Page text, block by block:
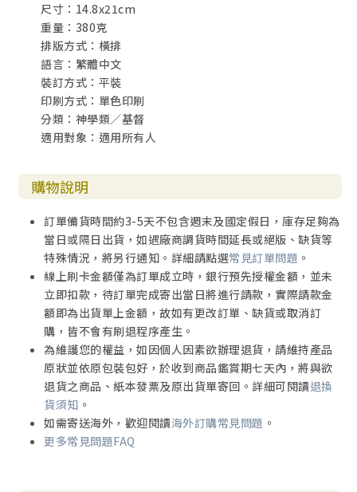
尺寸：14.8x21cm
重量：380克
排版方式：橫排
語言：繁體中文
裝訂方式：平裝
印刷方式：單色印刷
分類：神學類／基督
適用對象：適用所有人
購物說明
訂單備貨時間約3-5天不包含週末及國定假日，庫存足夠為
當日或隔日出貨，如遇廠商調貨時間延長或絕版、缺貨等
特殊情況，將另行通知。詳細請點選常見訂單問題 。
線上刷卡金額僅為訂單成立時，銀行預先授權金額，並未
立即扣款，待訂單完成寄出當日將進行請款，實際請款金
額即為出貨單上金額，故如有更改訂單、缺貨或取消訂
購，皆不會有刷退程序產生。
為維護您的權益，如因個人因素欲辦理退貨，請維持產品
原狀並依原包裝包好，於收到商品鑑賞期七天內，將與欲
退貨之商品、紙本發票及原出貨單寄回。詳細可閱讀退換
貨須知 。
如需寄送海外，歡迎閱讀海外訂購常見問題 。
更多常見問題FAQ